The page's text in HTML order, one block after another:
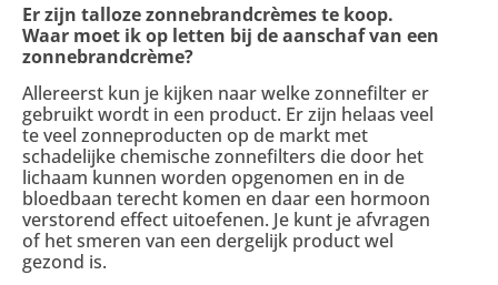
Er zijn talloze zonnebrandcrèmes te koop.
Waar moet ik op letten bij de aanschaf van een
zonnebrandcrème?
Allereerst kun je kijken naar welke zonnefilter er
gebruikt wordt in een product. Er zijn helaas veel
te veel zonneproducten op de markt met
schadelijke chemische zonnefilters die door het
lichaam kunnen worden opgenomen en in de
bloedbaan terecht komen en daar een hormoon
verstorend effect uitoefenen. Je kunt je afvragen
of het smeren van een dergelijk product wel
gezond is.